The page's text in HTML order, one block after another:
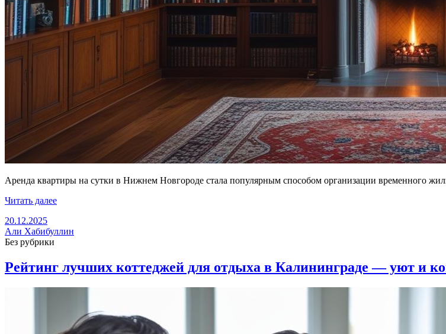
Аренда квартиры на сутки в Нижнем Новгороде стала популярным способом организации временного
Читать далее
20.12.2025
Али Хабибуллин
Без рубрики
Рейтинг лучших коттеджей для отдыха в Калининграде — уют и